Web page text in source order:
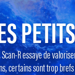
R essaye de
certains sont trop